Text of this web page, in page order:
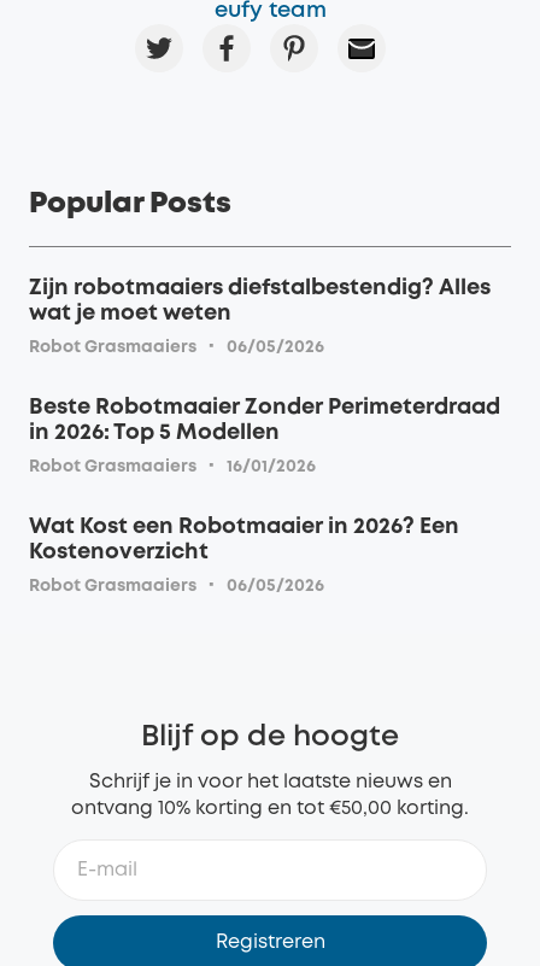
eufy team
Popular Posts
Zijn robotmaaiers diefstalbestendig? Alles
wat je moet weten
Robot Grasmaaiers · 06/05/2026
Beste Robotmaaier Zonder Perimeterdraad
in 2026: Top 5 Modellen
Robot Grasmaaiers · 16/01/2026
Wat Kost een Robotmaaier in 2026? Een
Kostenoverzicht
Robot Grasmaaiers · 06/05/2026
Blijf op de hoogte
Schrijf je in voor het laatste nieuws en
ontvang 10% korting en tot €50,00 korting.
Registreren